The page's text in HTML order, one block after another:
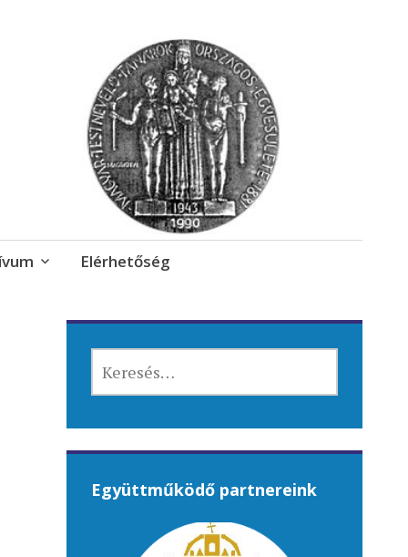
Elérhetőség
Együttműködő partnereink